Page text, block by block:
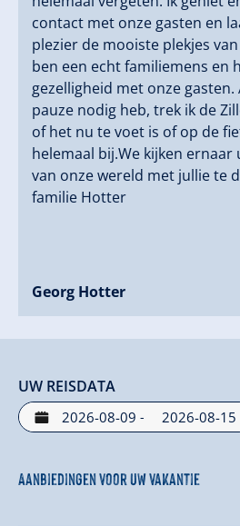
contact met onze gasten en
plezier de mooiste plekjes
ben een echt familiemens en
gezelligheid met onze gasten.
pauze nodig heb, trek ik de
of het nu te voet is of op de
helemaal bij.We kijken
van onze wereld met jullie te
familie Hotter
Georg Hotter
UW REISDATA
-
Aanbiedingen voor uw vakantie